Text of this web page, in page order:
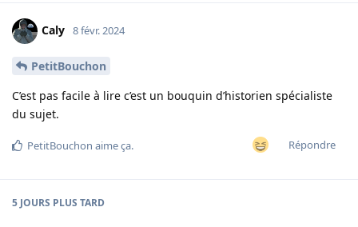
Caly 8 févr. 2024
PetitBouchon
C’est pas facile à lire c’est un bouquin d’historien spécialiste
du sujet.
Répondre
PetitBouchon aime ça.
5 JOURS PLUS TARD